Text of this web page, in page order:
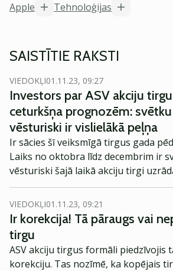
Apple
Tehnoloģijas
SAISTĪTIE RAKSTI
VIEDOKĻI01.11.23, 09:27
Investors par ASV akciju
ceturkšņa prognozēm:
vēsturiski ir vislielākā peļņa
Ir sācies šī veiksmīgā tirgus gada
Laiks no oktobra līdz decembrim ir
vēsturiski šajā laikā akciju tirgi
Freedom24 analītiķi S&P500
prognozi līdz pat 2023. gada beigām.
nozarēm jāmin IT un komunikāciju
perspektīva ir arī veselības aprūpes
dalās ar konkrētiem ieteikumiem un
varētu būt gada noslēgums akciju
VIEDOKĻI01.11.23, 09:21
Ir korekcija! Tā pāraugs vai
tirgu
ASV akciju tirgus formāli piedzīvojis
korekciju. Tas nozīmē, ka kopējais